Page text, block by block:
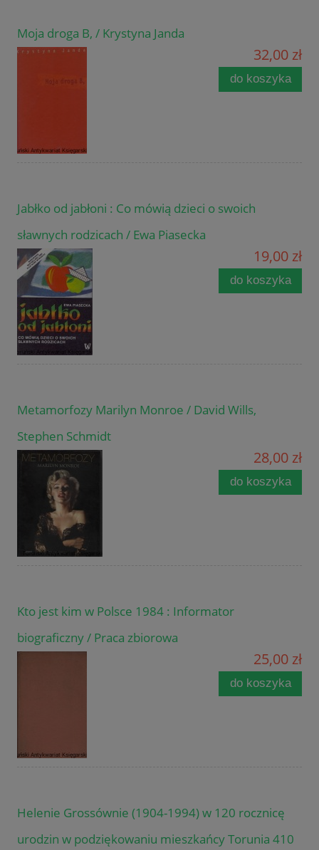
Moja droga B, / Krystyna Janda
32,00 zł
do koszyka
Jabłko od jabłoni : Co mówią dzieci o swoich
sławnych rodzicach / Ewa Piasecka
19,00 zł
do koszyka
Metamorfozy Marilyn Monroe / David Wills,
Stephen Schmidt
28,00 zł
do koszyka
Kto jest kim w Polsce 1984 : Informator
biograficzny / Praca zbiorowa
25,00 zł
do koszyka
Helenie Grossównie (1904-1994) w 120 rocznicę
urodzin w podziękowaniu mieszkańcy Torunia 410